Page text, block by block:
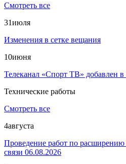
Смотреть все
31июля
Изменения в сетке вещания
10июня
Телеканал «Спорт ТВ» добавлен в
Технические работы
Смотреть все
4августа
Проведение работ по
связи 06.08.2026